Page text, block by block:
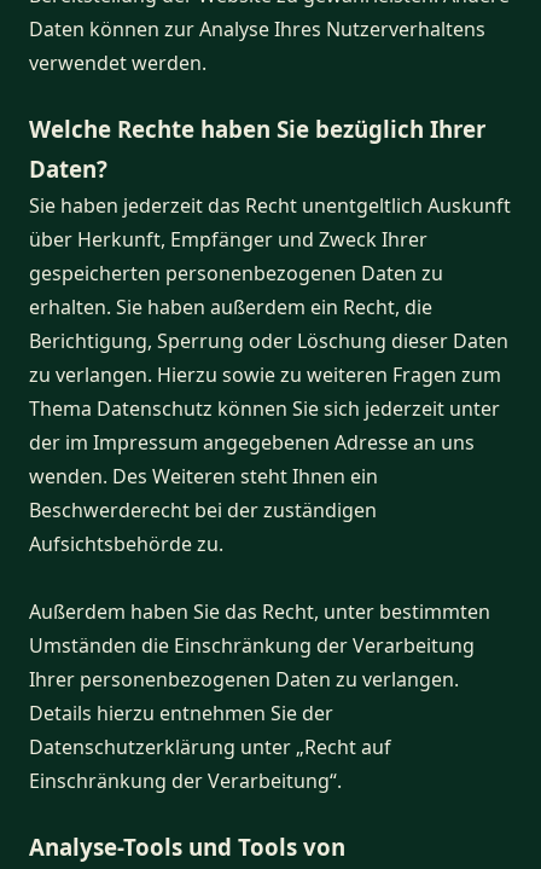
Daten können zur Analyse Ihres Nutzerverhaltens
verwendet werden.
Welche Rechte haben Sie bezüglich Ihrer
Daten?
Sie haben jederzeit das Recht unentgeltlich Auskunft
über Herkunft, Empfänger und Zweck Ihrer
gespeicherten personenbezogenen Daten zu
erhalten. Sie haben außerdem ein Recht, die
Berichtigung, Sperrung oder Löschung dieser Daten
zu verlangen. Hierzu sowie zu weiteren Fragen zum
Thema Datenschutz können Sie sich jederzeit unter
der im Impressum angegebenen Adresse an uns
wenden. Des Weiteren steht Ihnen ein
Beschwerderecht bei der zuständigen
Aufsichtsbehörde zu.
Außerdem haben Sie das Recht, unter bestimmten
Umständen die Einschränkung der Verarbeitung
Ihrer personenbezogenen Daten zu verlangen.
Details hierzu entnehmen Sie der
Datenschutzerklärung unter „Recht auf
Einschränkung der Verarbeitung“.
Analyse-Tools und Tools von